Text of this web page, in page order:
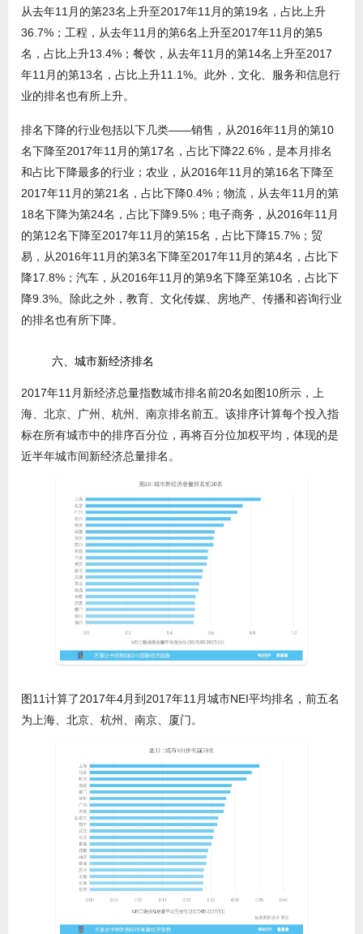
从去年11月的第23名上升至2017年11月的第19名，占比上升
36.7%；工程，从去年11月的第6名上升至2017年11月的第5
名，占比上升13.4%；餐饮，从去年11月的第14名上升至2017
年11月的第13名，占比上升11.1%。此外，文化、服务和信息行
业的排名也有所上升。
排名下降的行业包括以下几类——销售，从2016年11月的第10
名下降至2017年11月的第17名，占比下降22.6%，是本月排名
和占比下降最多的行业；农业，从2016年11月的第16名下降至
2017年11月的第21名，占比下降0.4%；物流，从去年11月的第
18名下降为第24名，占比下降9.5%；电子商务，从2016年11月
的第12名下降至2017年11月的第15名，占比下降15.7%；贸
易，从2016年11月的第3名下降至2017年11月的第4名，占比下
降17.8%；汽车，从2016年11月的第9名下降至第10名，占比下
降9.3%。除此之外，教育、文化传媒、房地产、传播和咨询行业
的排名也有所下降。
六、城市新经济排名
2017年11月新经济总量指数城市排名前20名如图10所示，上
海、北京、广州、杭州、南京排名前五。该排序计算每个投入指
标在所有城市中的排序百分位，再将百分位加权平均，体现的是
近半年城市间新经济总量排名。
图11计算了2017年4月到2017年11月城市NEI平均排名，前五名
为上海、北京、杭州、南京、厦门。